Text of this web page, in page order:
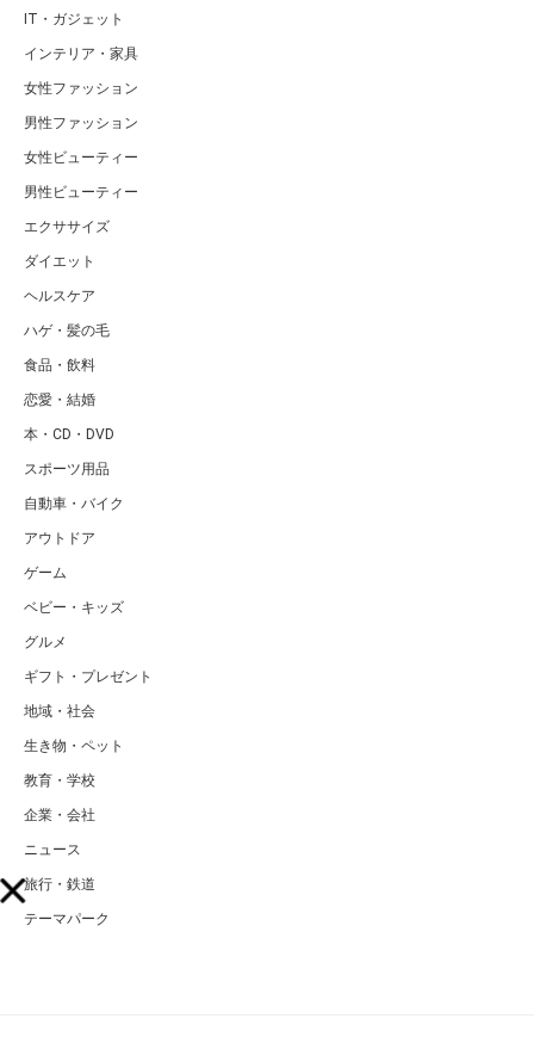
IT・ガジェット
インテリア・家具
女性ファッション
男性ファッション
女性ビューティー
男性ビューティー
エクササイズ
ダイエット
ヘルスケア
ハゲ・髪の毛
食品・飲料
恋愛・結婚
本・CD・DVD
スポーツ用品
自動車・バイク
アウトドア
ゲーム
ベビー・キッズ
グルメ
ギフト・プレゼント
地域・社会
生き物・ペット
教育・学校
企業・会社
ニュース
旅行・鉄道
テーマパーク